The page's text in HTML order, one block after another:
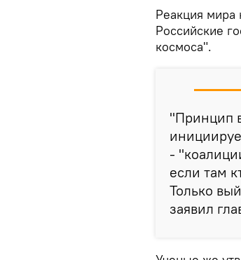
Реакция мира
Российские
космоса".
"Принцип
-
если там
Только
заявил